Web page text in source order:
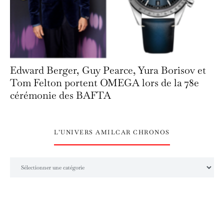
Edward Berger, Guy Pearce, Yura Borisov et
Tom Felton portent OMEGA lors de la 78e
cérémonie des BAFTA
L’UNIVERS AMILCAR CHRONOS